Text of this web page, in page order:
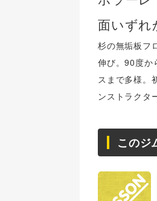
面いずれ
杉の無垢板フ
伸び。90度か
スまで多様。
ンストラクタ
このジ